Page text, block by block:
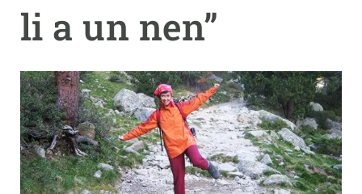
li a un nen”
NOTÍCIES I AGENDA